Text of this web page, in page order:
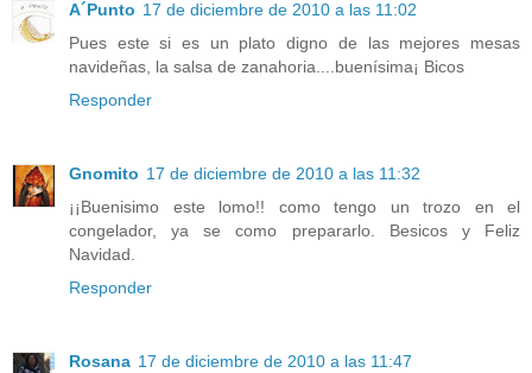
A´Punto 17 de diciembre de 2010 a las 11:02
Pues este si es un plato digno de las mejores mesas
navideñas, la salsa de zanahoria....buenísima¡ Bicos
Responder
Gnomito 17 de diciembre de 2010 a las 11:32
¡¡Buenisimo este lomo!! como tengo un trozo en el
congelador, ya se como prepararlo. Besicos y Feliz
Navidad.
Responder
Rosana 17 de diciembre de 2010 a las 11:47